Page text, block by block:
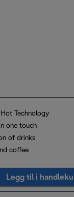
Technology
one touch
of drinks
coffee
Legg til i